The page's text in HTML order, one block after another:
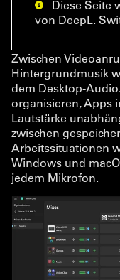
Diese Seite
von DeepL.
Zwischen
Hintergrundmusik
dem Desktop-
organisieren, Apps
Lautstärke
zwischen
Arbeitssituationen
Windows und
jedem Mikrofon.